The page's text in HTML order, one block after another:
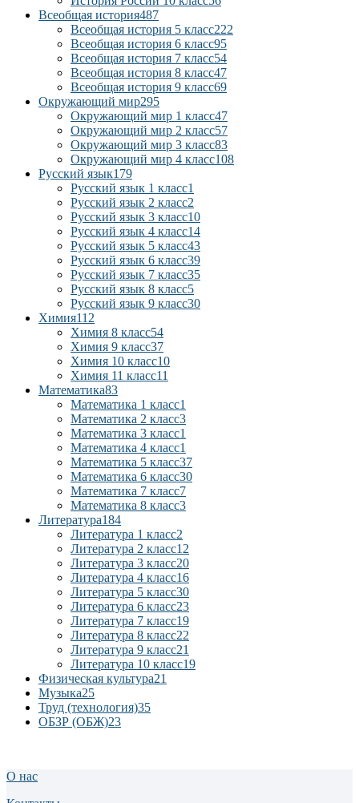
Всеобщая история487
Всеобщая история 5 класс222
Всеобщая история 6 класс95
Всеобщая история 7 класс54
Всеобщая история 8 класс47
Всеобщая история 9 класс69
Окружающий мир295
Окружающий мир 1 класс47
Окружающий мир 2 класс57
Окружающий мир 3 класс83
Окружающий мир 4 класс108
Русский язык179
Русский язык 1 класс1
Русский язык 2 класс2
Русский язык 3 класс10
Русский язык 4 класс14
Русский язык 5 класс43
Русский язык 6 класс39
Русский язык 7 класс35
Русский язык 8 класс5
Русский язык 9 класс30
Химия112
Химия 8 класс54
Химия 9 класс37
Химия 10 класс10
Химия 11 класс11
Математика83
Математика 1 класс1
Математика 2 класс3
Математика 3 класс1
Математика 4 класс1
Математика 5 класс37
Математика 6 класс30
Математика 7 класс7
Математика 8 класс3
Литература184
Литература 1 класс2
Литература 2 класс12
Литература 3 класс20
Литература 4 класс16
Литература 5 класс30
Литература 6 класс23
Литература 7 класс19
Литература 8 класс22
Литература 9 класс21
Литература 10 класс19
Физическая культура21
Музыка25
Труд (технология)35
ОБЗР (ОБЖ)23
О нас